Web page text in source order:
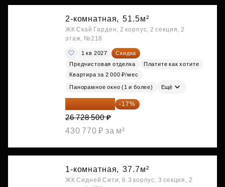
2-комнатная, 51.5м²
ЖК Скай Гарден, 2 корпус, 2 секция, 2
этаж, №218
1 кв 2027
Скидка
Предчистовая отделка
Платите как хотите
Квартира за 2 000 ₽/мес
Панорамное окно (1 и более) Ещё
22 184 655 ₽ -17%
26 728 500 ₽
430 770 ₽ за м²
1-комнатная, 37.7м²
ЖК Сидней Сити, 6.3 корпус, 3 секция, 2